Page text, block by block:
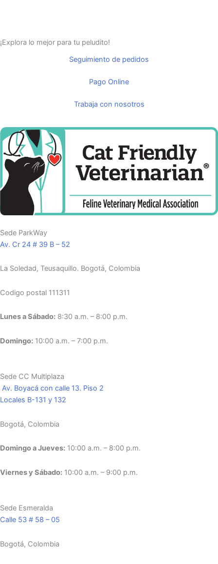
¡Explora lo mejor para tu peludito!
Seguimiento de pedidos
Pago Online
Trabaja con nosotros
Sede ParkWay
Av. Cr 24 # 39 B – 52
La Soledad, Teusaquillo. Bogotá, Colombia
Codigo postal 111311
Lunes a Sábado: 8:30 a.m. – 8:00 p.m.
Domingo: 10:00 a.m. – 7:00 p.m.
Sede CC Multiplaza
Av. Boyacá con calle 13. Piso 2
Locales B-131 y 132
Bogotá, Colombia
Domingo a Jueves: 10:00 a.m. – 8:00 p.m.
Viernes y Sábado: 10:00 a.m. – 9:00 p.m.
Sede Esmeralda
Calle 53 # 58 – 05
Bogotá, Colombia